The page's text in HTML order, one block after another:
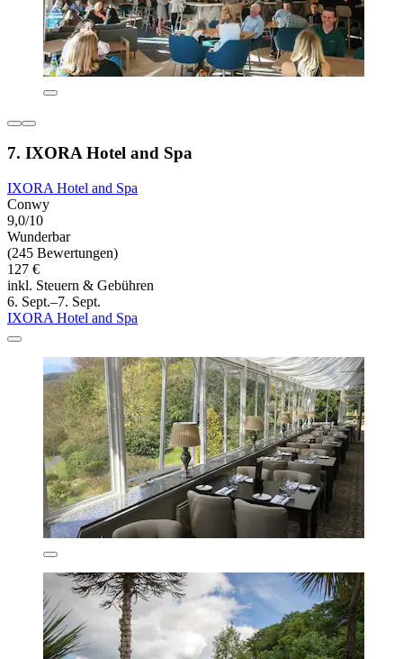
7. IXORA Hotel and Spa
IXORA Hotel and Spa
Conwy
9,0/10
Wunderbar
(245 Bewertungen)
127 €
inkl. Steuern & Gebühren
6. Sept.–7. Sept.
IXORA Hotel and Spa